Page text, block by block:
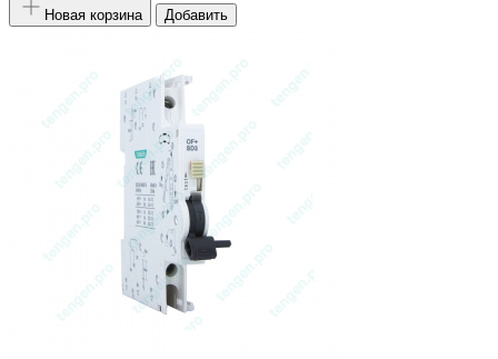
Новая корзина Добавить